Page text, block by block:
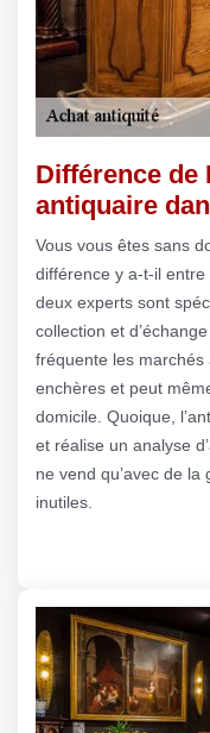
Différence de
antiquaire
Vous vous êtes sans
différence y a-t-il
deux experts sont
collection et
fréquente les
enchères et peut
domicile. Quoique,
et réalise un analyse
ne vend qu’avec de
inutiles.